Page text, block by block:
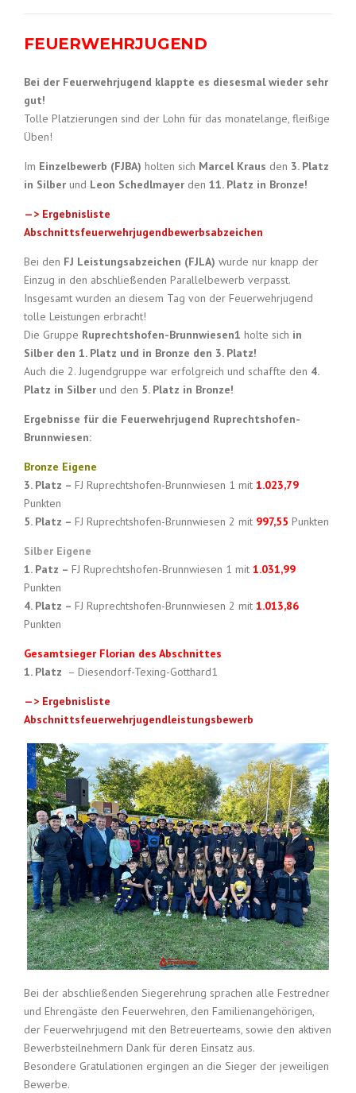
FEUERWEHRJUGEND
Bei der Feuerwehrjugend klappte es diesesmal wieder sehr
gut!
Tolle Platzierungen sind der Lohn für das monatelange, fleißige
Üben!
Im Einzelbewerb (FJBA) holten sich Marcel Kraus den 3. Platz
in Silber und Leon Schedlmayer den 11. Platz in Bronze!
—> Ergebnisliste
Abschnittsfeuerwehrjugendbewerbsabzeichen
Bei den FJ Leistungsabzeichen (FJLA) wurde nur knapp der
Einzug in den abschließenden Parallelbewerb verpasst.
Insgesamt wurden an diesem Tag von der Feuerwehrjugend
tolle Leistungen erbracht!
Die Gruppe Ruprechtshofen-Brunnwiesen1 holte sich in
Silber den 1. Platz und in Bronze den 3. Platz!
Auch die 2. Jugendgruppe war erfolgreich und schaffte den 4.
Platz in Silber und den 5. Platz in Bronze!
Ergebnisse für die Feuerwehrjugend Ruprechtshofen-
Brunnwiesen:
Bronze Eigene
3. Platz – FJ Ruprechtshofen-Brunnwiesen 1 mit 1.023,79
Punkten
5. Platz – FJ Ruprechtshofen-Brunnwiesen 2 mit 997,55 Punkten
Silber Eigene
1. Patz – FJ Ruprechtshofen-Brunnwiesen 1 mit 1.031,99
Punkten
4. Platz – FJ Ruprechtshofen-Brunnwiesen 2 mit 1.013,86
Punkten
Gesamtsieger Florian des Abschnittes
1. Platz – Diesendorf-Texing-Gotthard1
—> Ergebnisliste
Abschnittsfeuerwehrjugendleistungsbewerb
Bei der abschließenden Siegerehrung sprachen alle Festredner
und Ehrengäste den Feuerwehren, den Familienangehörigen,
der Feuerwehrjugend mit den Betreuerteams, sowie den aktiven
Bewerbsteilnehmern Dank für deren Einsatz aus.
Besondere Gratulationen ergingen an die Sieger der jeweiligen
Bewerbe.